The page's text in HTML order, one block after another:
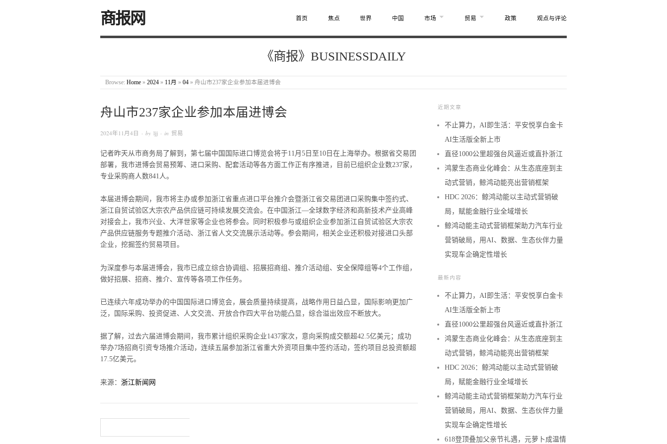
商报网 首页 焦点 世界 中国 市场 贸易 政策 观点与评论
《商报》BUSINESSDAILY
Browse: Home » 2024 » 11月 » 04 » 舟山市237家企业参加本届进博会
舟山市237家企业参加本届进博会
2024年11月4日 · by ljj · in 贸易
记者昨天从市商务局了解到，第七届中国国际进口博览会将于11月5日至10日在上海举办。根据省交易团
部署，我市进博会贸易预筹、进口采购、配套活动等各方面工作正有序推进，目前已组织企业数237家，
专业采购商人数841人。
本届进博会期间，我市将主办或参加浙江省重点进口平台推介会暨浙江省交易团进口采购集中签约式、
浙江自贸试验区大宗农产品供应链可持续发展交流会。在中国浙江—全球数字经济和高新技术产业高峰
对接会上，我市兴业、大洋世家等企业也将参会。同时积极参与或组织企业参加浙江自贸试验区大宗农
产品供应链服务专题推介活动、浙江省人文交流展示活动等。参会期间，相关企业还积极对接进口头部
企业，挖掘签约贸易项目。
为深度参与本届进博会，我市已成立综合协调组、招展招商组、推介活动组、安全保障组等4个工作组，
做好招展、招商、推介、宣传等各项工作任务。
已连续六年成功举办的中国国际进口博览会，展会质量持续提高，战略作用日益凸显，国际影响更加广
泛，国际采购、投资促进、人文交流、开放合作四大平台功能凸显，综合溢出效应不断放大。
据了解，过去六届进博会期间，我市累计组织采购企业1437家次，意向采购成交额超42.5亿美元；成功
举办7场招商引资专场推介活动，连续五届参加浙江省重大外资项目集中签约活动，签约项目总投资额超
17.5亿美元。
来源： 浙江新闻网
近期文章
不止算力，AI即生活：平安悦享白金卡
AI生活版全新上市
直径1000公里超强台风逼近或直扑浙江
鸿蒙生态商业化峰会：从生态底座到主
动式营销，鲸鸿动能亮出营销框架
HDC 2026：鲸鸿动能以主动式营销破
局，赋能金融行业全域增长
鲸鸿动能主动式营销框架助力汽车行业
营销破局，用AI、数据、生态伙伴力量
实现车企确定性增长
最新内容
不止算力，AI即生活：平安悦享白金卡
AI生活版全新上市
直径1000公里超强台风逼近或直扑浙江
鸿蒙生态商业化峰会：从生态底座到主
动式营销，鲸鸿动能亮出营销框架
HDC 2026：鲸鸿动能以主动式营销破
局，赋能金融行业全域增长
鲸鸿动能主动式营销框架助力汽车行业
营销破局，用AI、数据、生态伙伴力量
实现车企确定性增长
618登顶叠加父亲节礼遇，元萝卜成温情